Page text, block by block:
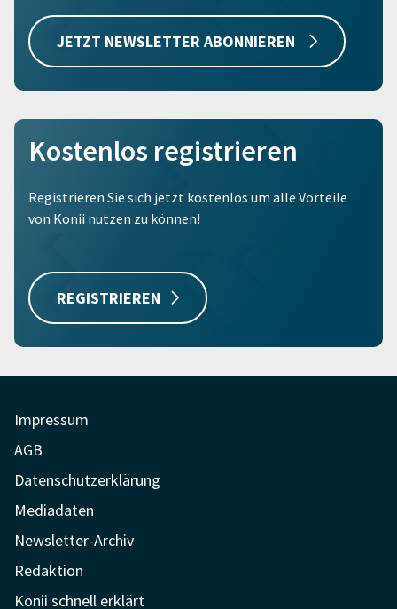
JETZT NEWSLETTER ABONNIEREN
Kostenlos registrieren
Registrieren Sie sich jetzt kostenlos um alle Vorteile
von Konii nutzen zu können!
REGISTRIEREN
Impressum
AGB
Datenschutzerklärung
Mediadaten
Newsletter-Archiv
Redaktion
Konii schnell erklärt